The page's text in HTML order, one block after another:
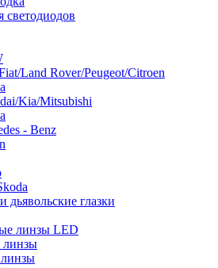
Land Rover/Peugeot/Citroen
Kia/Mitsubishi
- Benz
дьявольские глазки
линзы LED
линзы